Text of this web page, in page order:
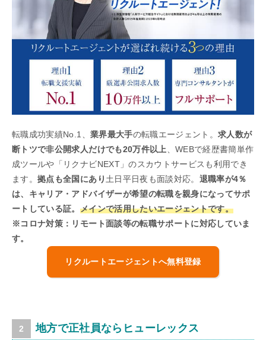
転職成功実績No.1、 業界最大手の転職エージェント。求人数が
断トツで非公開求人だけでも20万件以上
、WEBで経歴書簡単作
成ツールや「リクナビNEXT」のスカウトサービスも利用でき
ます。拠点も全国にあり 土日平日夜も面談対応。 退職率が4％
は、キャリア・アドバイザーが希望の転職を親身になってサポ
ートしている証。 メインで活用したいエージェントです。
※コロナ対策：リモート面談等の転職サポートに対応していま
す。
リクルートエージェントへ無料登録
地方で正社員ならヒューレックス